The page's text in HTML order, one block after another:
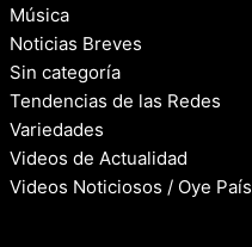
Música
Noticias Breves
Sin categoría
Tendencias de las Redes
Variedades
Videos de Actualidad
Videos Noticiosos / Oye País